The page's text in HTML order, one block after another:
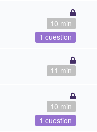
1 question
10 min
11 min
1 question
10 min